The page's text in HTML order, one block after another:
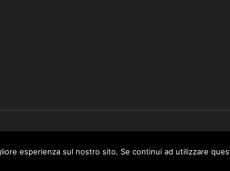
Fortissimo Ltd
you are giving consent to cookies being used. Visit
esperienza sul nostro sito. Se continui ad utilizzare